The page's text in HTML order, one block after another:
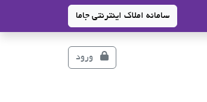
سامانه املاک اینترنتی جاما
ورود